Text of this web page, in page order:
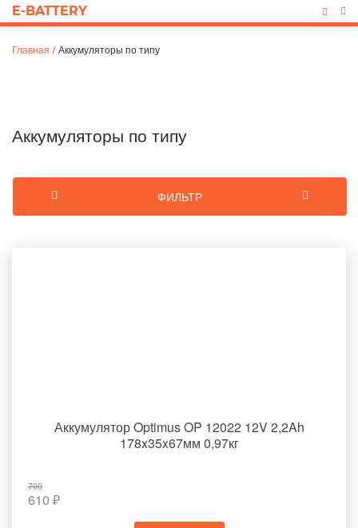
E-BATTERY
Главная / Аккумуляторы по типу
Аккумуляторы по типу
Аккумулятор Optimus OP 12022 12V 2,2Ah
178x35x67мм 0,97кг
700
610 ₽
ФИЛЬТР